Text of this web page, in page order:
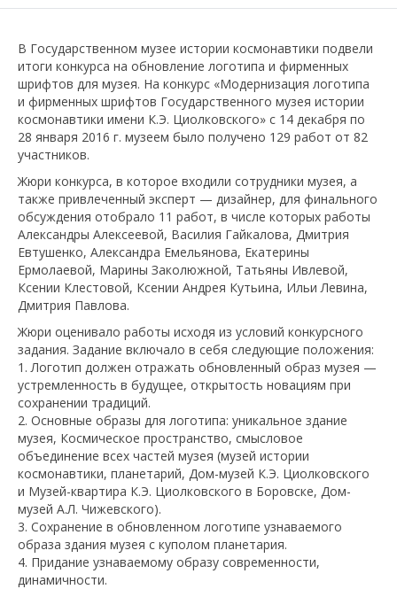
В Государственном музее истории космонавтики подвели
итоги конкурса на обновление логотипа и фирменных
шрифтов для музея. На конкурс «Модернизация логотипа
и фирменных шрифтов Государственного музея истории
космонавтики имени К.Э. Циолковского» с 14 декабря по
28 января 2016 г. музеем было получено 129 работ от 82
участников.
Жюри конкурса, в которое входили сотрудники музея, а
также привлеченный эксперт — дизайнер, для финального
обсуждения отобрало 11 работ, в числе которых работы
Александры Алексеевой, Василия Гайкалова, Дмитрия
Евтушенко, Александра Емельянова, Екатерины
Ермолаевой, Марины Заколюжной, Татьяны Ивлевой,
Ксении Клестовой, Ксении Андрея Кутьина, Ильи Левина,
Дмитрия Павлова.
Жюри оценивало работы исходя из условий конкурсного
задания. Задание включало в себя следующие положения:
1. Логотип должен отражать обновленный образ музея —
устремленность в будущее, открытость новациям при
сохранении традиций.
2. Основные образы для логотипа: уникальное здание
музея, Космическое пространство, смысловое
объединение всех частей музея (музей истории
космонавтики, планетарий, Дом-музей К.Э. Циолковского
и Музей-квартира К.Э. Циолковского в Боровске, Дом-
музей А.Л. Чижевского).
3. Сохранение в обновленном логотипе узнаваемого
образа здания музея с куполом планетария.
4. Придание узнаваемому образу современности,
динамичности.